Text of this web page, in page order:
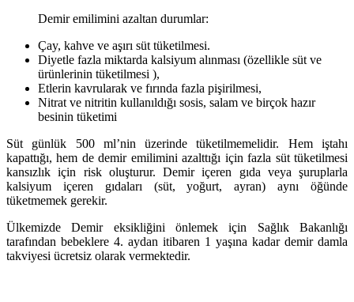
Demir emilimini azaltan durumlar:
Çay, kahve ve aşırı süt tüketilmesi.
Diyetle fazla miktarda kalsiyum alınması (özellikle süt ve
ürünlerinin tüketilmesi ),
Etlerin kavrularak ve fırında fazla pişirilmesi,
Nitrat ve nitritin kullanıldığı sosis, salam ve birçok hazır
besinin tüketimi
Süt günlük 500 ml’nin üzerinde tüketilmemelidir. Hem iştahı
kapattığı, hem de demir emilimini azalttığı için fazla süt tüketilmesi
kansızlık için risk oluşturur. Demir içeren gıda veya şuruplarla
kalsiyum içeren gıdaları (süt, yoğurt, ayran) aynı öğünde
tüketmemek gerekir.
Ülkemizde Demir eksikliğini önlemek için Sağlık Bakanlığı
tarafından bebeklere 4. aydan itibaren 1 yaşına kadar demir damla
takviyesi ücretsiz olarak vermektedir.